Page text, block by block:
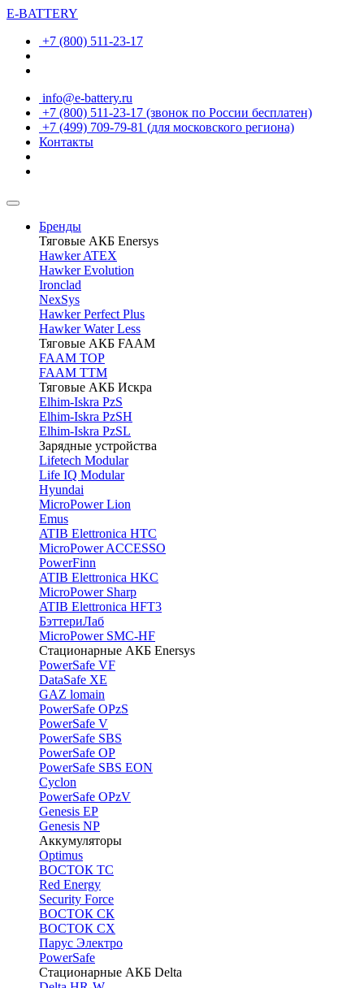
E-BATTERY
+7 (800) 511-23-17
info@e-battery.ru
+7 (800) 511-23-17 (звонок по России бесплатен)
+7 (499) 709-79-81 (для московского региона)
Контакты
Бренды
Тяговые АКБ Enersys
Hawker ATEX
Hawker Evolution
Ironclad
NexSys
Hawker Perfect Plus
Hawker Water Less
Тяговые АКБ FAAM
FAAM TOP
FAAM TTM
Тяговые АКБ Искра
Elhim-Iskra PzS
Elhim-Iskra PzSH
Elhim-Iskra PzSL
Зарядные устройства
Lifetech Modular
Life IQ Modular
Hyundai
MicroPower Lion
Emus
ATIB Elettronica HTC
MicroPower ACCESSO
PowerFinn
ATIB Elettronica HKC
MicroPower Sharp
ATIB Elettronica HFT3
БэттериЛаб
MicroPower SMC-HF
Стационарные АКБ Enersys
PowerSafe VF
DataSafe XE
GAZ lomain
PowerSafe OPzS
PowerSafe V
PоwerSafe SBS
PowerSafe OP
PоwerSafe SBS EON
Cyclon
PowerSafe OPzV
Genesis EP
Genesis NP
Аккумуляторы
Optimus
ВОСТОК ТС
Red Energy
Security Force
ВОСТОК СК
ВОСТОК СХ
Парус Электро
PowerSafe
Стационарные АКБ Delta